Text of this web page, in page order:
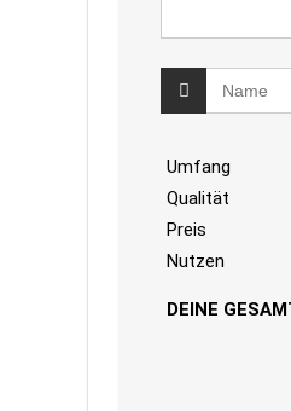
Umfang
Qualität
Preis
Nutzen
DEINE